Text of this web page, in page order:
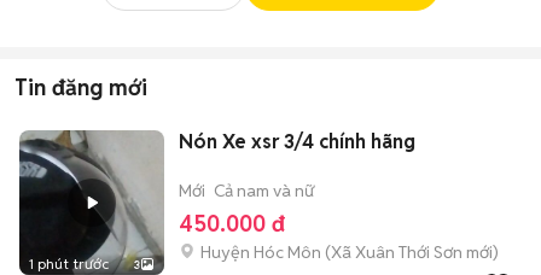
Tin đăng mới
1 phút trước 3
Nón Xe xsr 3/4 chính hãng
Mới Cả nam và nữ
450.000 đ
Huyện Hóc Môn (Xã Xuân Thới Sơn mới)